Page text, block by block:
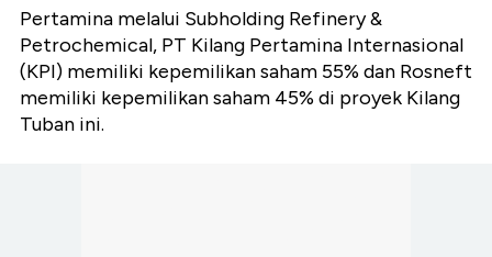
Pertamina melalui Subholding Refinery &
Petrochemical, PT Kilang Pertamina Internasional
(KPI) memiliki kepemilikan saham 55% dan Rosneft
memiliki kepemilikan saham 45% di proyek Kilang
Tuban ini.